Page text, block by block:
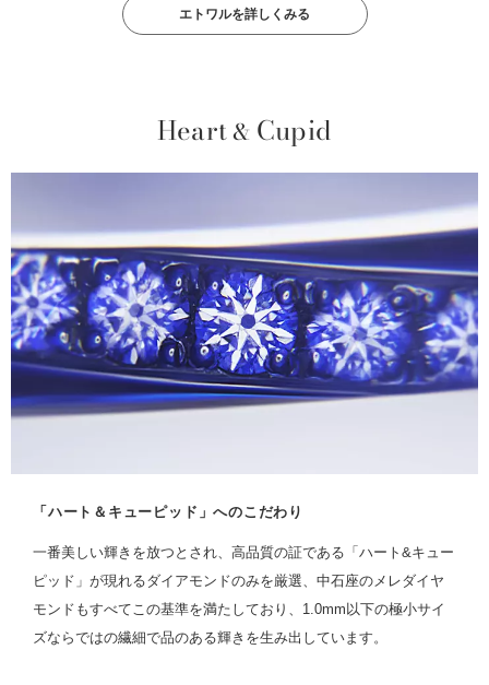
エトワルを詳しくみる
Heart& Cupid
「ハート＆キューピッド」へのこだわり
一番美しい輝きを放つとされ、高品質の証である「ハート&キュー
ピッド」が現れるダイアモンドのみを厳選、中石座のメレダイヤ
モンドもすべてこの基準を満たしており、1.0mm以下の極小サイ
ズならではの繊細で品のある輝きを生み出しています。